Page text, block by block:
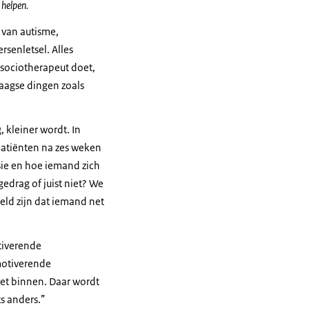
autisme,
Alles
doet,
dingen zoals
kleiner wordt. In
na zes weken
en hoe iemand zich
of juist niet? We
zijn dat iemand net
binnen. Daar wordt
anders.”